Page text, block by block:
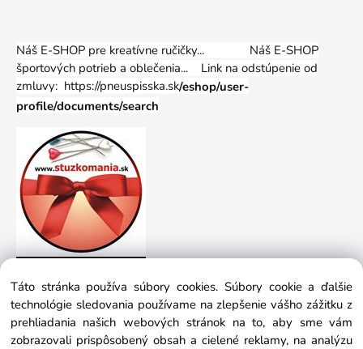
Náš E-SHOP pre kreatívne ručičky... Náš E-SHOP
športových potrieb a oblečenia... Link na odstúpenie od
zmluvy: https://pneuspisska.sk/eshop/user-
profile/documents/search
Táto stránka používa súbory cookies. Súbory cookie a ďalšie
technológie sledovania používame na zlepšenie vášho zážitku z
prehliadania našich webových stránok na to, aby sme vám
zobrazovali prispôsobený obsah a cielené reklamy, na analýzu